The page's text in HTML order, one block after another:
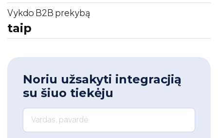
Vykdo B2B prekybą
taip
Noriu užsakyti integracjią
su šiuo tiekėju
Vardas, pavardė